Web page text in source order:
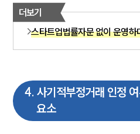
법률지
금융·자본시
전
더보기
스타트업법률자문 없이 운영하
4. 사기적부정거래 인정
요소